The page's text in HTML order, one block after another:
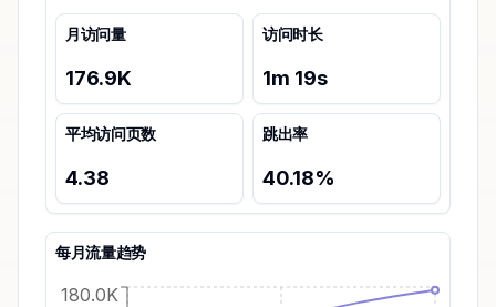
月访问量
176.9K
访问时长
1m 19s
平均访问页数
4.38
跳出率
40.18%
每月流量趋势
180.0K